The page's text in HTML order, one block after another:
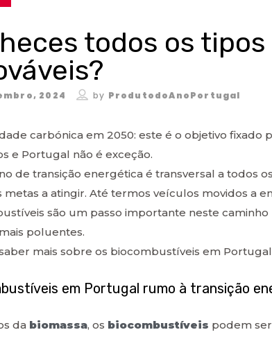
todos os
2024 by ProdutodoAnoPortugal
carbónica em 2050: este é o objetivo fixado
e Portugal não é exceção.
de transição energética é transversal a todos
metas a atingir. Até termos veículos movidos a
são um passo importante neste
poluentes.
mais sobre os biocombustíveis em
em Portugal rumo à transição
da biomassa, os biocombustíveis podem